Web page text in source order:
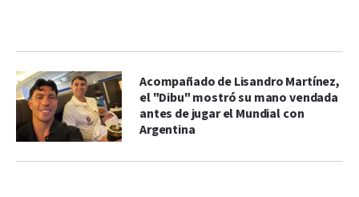
Acompañado de Lisandro Martínez,
el "Dibu" mostró su mano vendada
antes de jugar el Mundial con
Argentina